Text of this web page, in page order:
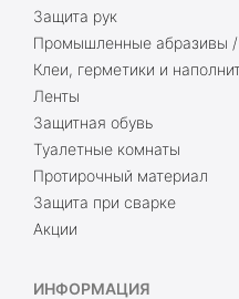
Защита рук
Промышленные абразивы
Клеи, герметики и
Ленты
Защитная обувь
Туалетные комнаты
Протирочный материал
Защита при сварке
Акции
ИНФОРМАЦИЯ